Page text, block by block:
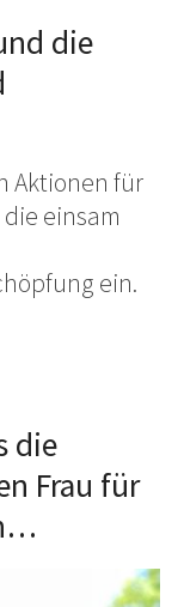
die
Aktionen für
einsam
ein.
die
Frau für